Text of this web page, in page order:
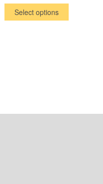
Select options